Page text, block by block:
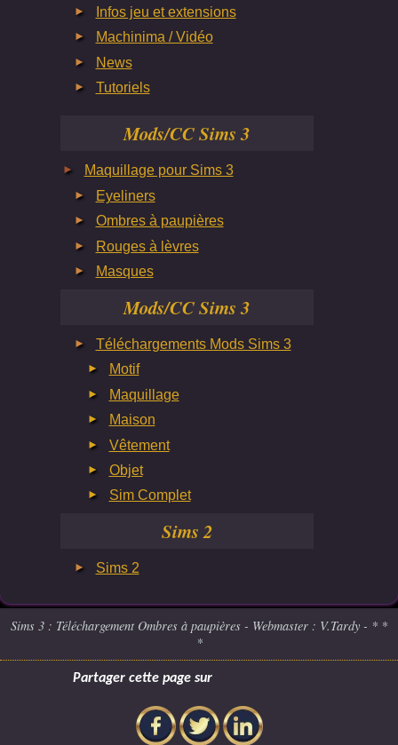
Infos jeu et extensions
Machinima / Vidéo
News
Tutoriels
Mods/CC Sims 3
Maquillage pour Sims 3
Eyeliners
Ombres à paupières
Rouges à lèvres
Masques
Mods/CC Sims 3
Téléchargements Mods Sims 3
Motif
Maquillage
Maison
Vêtement
Objet
Sim Complet
Sims 2
Sims 2
Sims 3 : Téléchargement Ombres à paupières - Webmaster : V.Tardy - * *
*
Partager cette page sur